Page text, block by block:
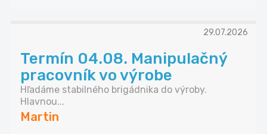
29.07.2026
Termín 04.08. Manipulačný
pracovník vo výrobe
Hľadáme stabilného brigádnika do výroby.
Hlavnou...
Martin